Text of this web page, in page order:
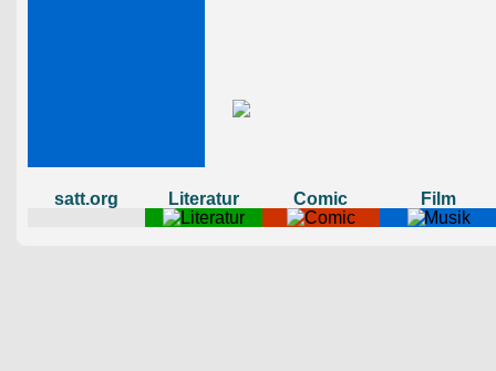
satt.org Literatur Comic Film